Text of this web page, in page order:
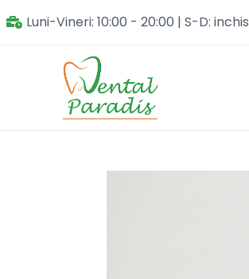
Luni-Vineri: 10:00 - 20:00 | S-D: inchis